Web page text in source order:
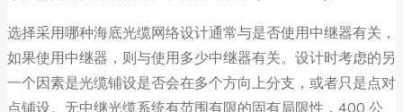
选择采用哪种海底光缆网络设计通常与是否使用中继器有关，
如果使用中继器，则与使用多少中继器有关。设计时考虑的另
一个因素是光缆铺设是否会在多个方向上分支，或者只是点对
点铺设。无中继光缆系统有范围有限的固有局限性，400 公